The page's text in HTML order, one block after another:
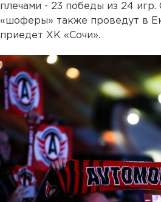
плечами - 23 победы из 24
«шоферы» также проведут в
приедет ХК «Сочи».